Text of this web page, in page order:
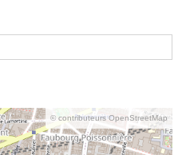
© contributeurs OpenStreetMap